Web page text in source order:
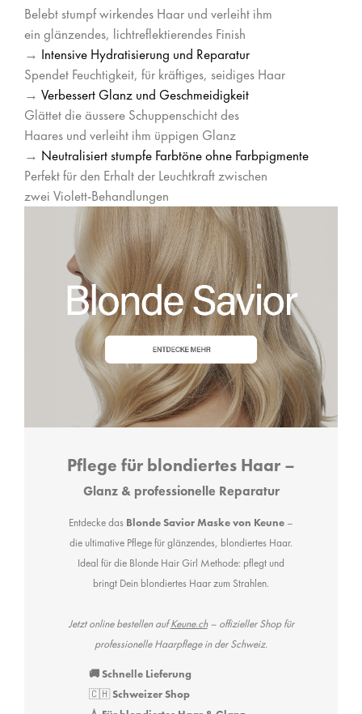
Belebt stumpf wirkendes Haar und verleiht ihm
ein glänzendes, lichtreflektierendes Finish
→ Intensive Hydratisierung und Reparatur
Spendet Feuchtigkeit, für kräftiges, seidiges Haar
→ Verbessert Glanz und Geschmeidigkeit
Glättet die äussere Schuppenschicht des
Haares und verleiht ihm üppigen Glanz
→ Neutralisiert stumpfe Farbtöne ohne Farbpigmente
Perfekt für den Erhalt der Leuchtkraft zwischen
zwei Violett-Behandlungen
Pflege für blondiertes Haar –
Glanz & professionelle Reparatur
Entdecke das Blonde Savior Maskevon Keune –
die ultimative Pflege für glänzendes, blondiertes Haar.
Ideal für die Blonde Hair Girl Methode: pflegt und
bringt Dein blondiertes Haar zum Strahlen.
Jetzt online bestellen aufKeune.ch– offizieller Shop für
professionelle Haarpflege in der Schweiz.
🚚 Schnelle Lieferung
🇨🇭Schweizer Shop